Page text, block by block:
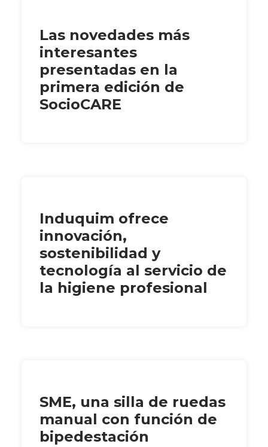
Las novedades más
interesantes
presentadas en la
primera edición de
SocioCARE
Induquim ofrece
innovación,
sostenibilidad y
tecnología al servicio de
la higiene profesional
SME, una silla de ruedas
manual con función de
bipedestación